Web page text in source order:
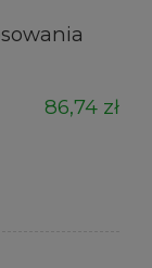
86,74 zł